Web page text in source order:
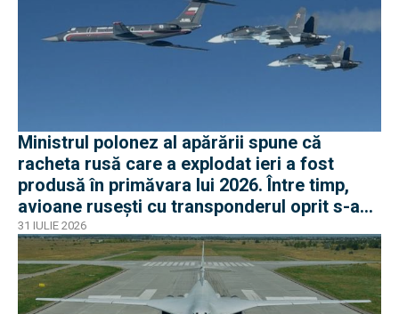
Ministrul polonez al apărării spune că
racheta rusă care a explodat ieri a fost
produsă în primăvara lui 2026. Între timp,
avioane rusești cu transponderul oprit s-au
apropiat de frontiera Poloniei
31 IULIE 2026